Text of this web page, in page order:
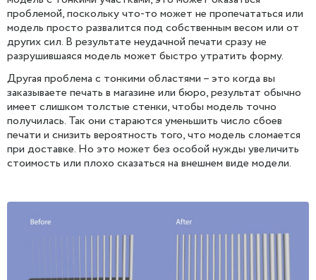
проблемой, поскольку что-то может не пропечататься или
модель просто развалится под собственным весом или от
других сил. В результате неудачной печати сразу не
разрушившаяся модель может быстро утратить форму.
Другая проблема с тонкими областями – это когда вы
заказываете печать в магазине или бюро, результат обычно
имеет слишком толстые стенки, чтобы модель точно
получилась. Так они стараются уменьшить число сбоев
печати и снизить вероятность того, что модель сломается
при доставке. Но это может без особой нужды увеличить
стоимость или плохо сказаться на внешнем виде модели.